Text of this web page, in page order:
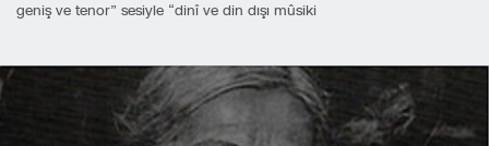
geniş ve tenor” sesiyle “dinî ve din dışı mûsiki